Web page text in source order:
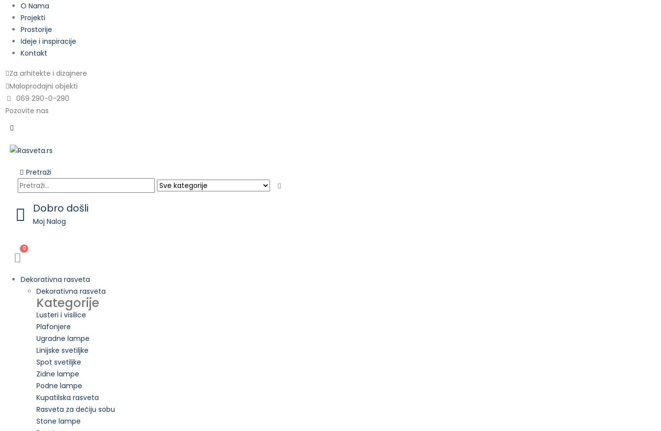
O Nama
Projekti
Prostorije
Ideje i inspiracije
Kontakt
Za arhitekte i dizajnere
Maloprodajni objekti
069 290-0-290
Pozovite nas
Pretraži
Dobro došli
Moj Nalog
0
Dekorativna rasveta
Dekorativna rasveta
Kategorije
Lusteri i visilice
Plafonjere
Ugradne lampe
Linijske svetiljke
Spot svetiljke
Zidne lampe
Podne lampe
Kupatilska rasveta
Rasveta za dečiju sobu
Stone lampe